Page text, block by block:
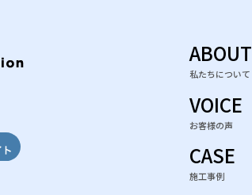
ABOUT
私たちについて
VOICE
お客様の声
CASE
施工事例